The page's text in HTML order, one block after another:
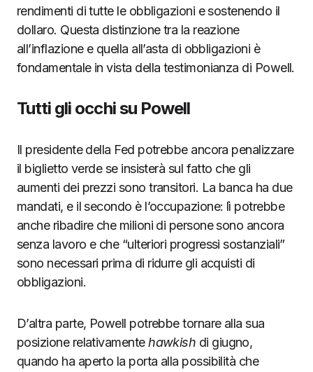
rendimenti di tutte le obbligazioni e sostenendo il
dollaro. Questa distinzione tra la reazione
all’inflazione e quella all’asta di obbligazioni è
fondamentale in vista della testimonianza di Powell.
Tutti gli occhi su Powell
Il presidente della Fed potrebbe ancora penalizzare
il biglietto verde se insisterà sul fatto che gli
aumenti dei prezzi sono transitori. La banca ha due
mandati, e il secondo è l’occupazione: lì potrebbe
anche ribadire che milioni di persone sono ancora
senza lavoro e che “ulteriori progressi sostanziali”
sono necessari prima di ridurre gli acquisti di
obbligazioni.
D’altra parte, Powell potrebbe tornare alla sua
posizione relativamentehawkish di giugno,
quando ha aperto la porta alla possibilità che